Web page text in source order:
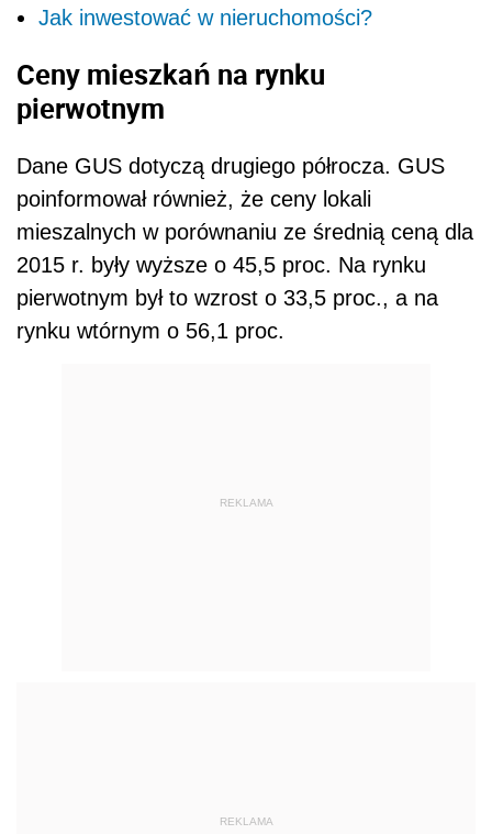
Jak inwestować w nieruchomości?
Ceny mieszkań na rynku
pierwotnym
Dane GUS dotyczą drugiego półrocza. GUS
poinformował również, że ceny lokali
mieszalnych w porównaniu ze średnią ceną dla
2015 r. były wyższe o 45,5 proc. Na rynku
pierwotnym był to wzrost o 33,5 proc., a na
rynku wtórnym o 56,1 proc.
REKLAMA
REKLAMA